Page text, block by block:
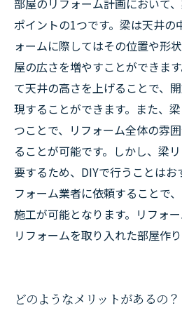
部屋のリフォーム計画において
ポイントの1つです。梁は天井の
ォームに際してはその位置や形
屋の広さを増やすことができま
て天井の高さを上げることで、
現することができます。また、
つことで、リフォーム全体の雰
ることが可能です。しかし、梁
要するため、DIYで行うことは
フォーム業者に依頼することで
施工が可能となります。リフォ
リフォームを取り入れた部屋作
どのようなメリットがあるの？